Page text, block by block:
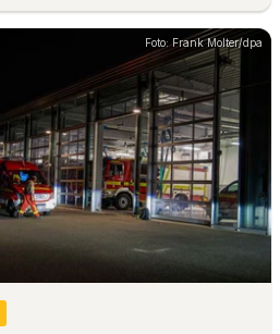
Foto: Frank Molter/dpa